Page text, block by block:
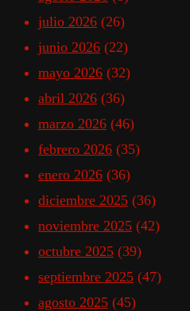
julio 2026 (26)
junio 2026 (22)
mayo 2026 (32)
abril 2026 (36)
marzo 2026 (46)
febrero 2026 (35)
enero 2026 (36)
diciembre 2025 (36)
noviembre 2025 (42)
octubre 2025 (39)
septiembre 2025 (47)
agosto 2025 (45)